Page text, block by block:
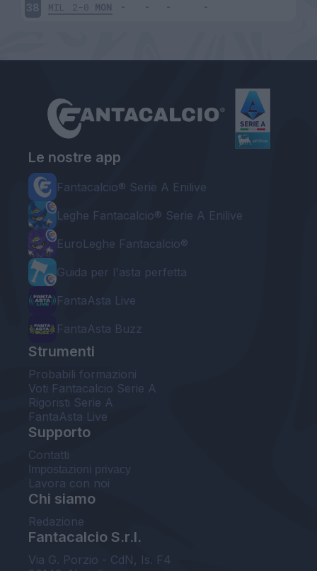
38 MIL 2-0 MON
Le nostre app
Fantacalcio® Serie A Enilive
Leghe Fantacalcio® Serie A Enilive
EuroLeghe Fantacalcio®
Guida per l'asta perfetta
FantaAsta Live
FantaAsta Buzz
Strumenti
Probabili formazioni
Voti Fantacalcio Serie A
Rigoristi Serie A
FantaAsta Live
Supporto
Contatti
Impostazioni privacy
Lavora con noi
Chi siamo
Redazione
Fantacalcio S.r.l.
Via G. Porzio - CdN, Is. F4